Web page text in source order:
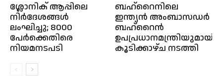
ശ്ലോനിക് ആപ്പിലെ
നിർദേശങ്ങൾ
ലംഘിച്ചു; 8000
പേർക്കെതിരെ
നിയമനടപടി
ബഹ്റൈനിലെ
ഇന്ത്യൻ അംബാസഡർ
ബഹ്റൈന്‍
ഉപപ്രധാനമന്ത്രിയുമായി
കൂടിക്കാഴ്ച നടത്തി